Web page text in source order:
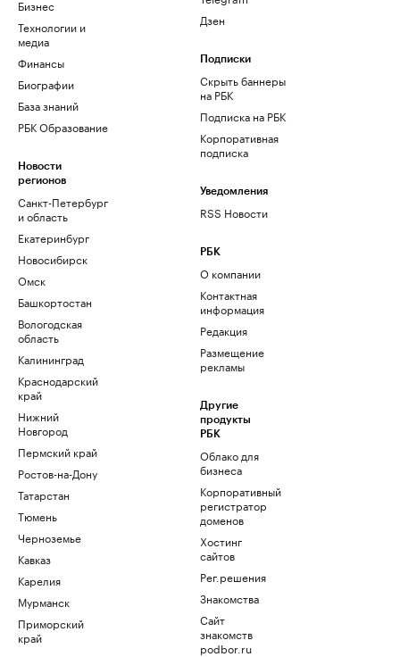
Бизнес
Технологии и
медиа
Финансы
Биографии
База знаний
РБК Образование
Новости
регионов
Санкт-Петербург
и область
Екатеринбург
Новосибирск
Омск
Башкортостан
Вологодская
область
Калининград
Краснодарский
край
Нижний
Новгород
Пермский край
Ростов-на-Дону
Татарстан
Тюмень
Черноземье
Кавказ
Карелия
Мурманск
Приморский
край
Дзен
Подписки
Скрыть баннеры
на РБК
Подписка на РБК
Корпоративная
подписка
Уведомления
RSS Новости
РБК
О компании
Контактная
информация
Редакция
Размещение
рекламы
Другие
продукты
РБК
Облако для
бизнеса
Корпоративный
регистратор
доменов
Хостинг
сайтов
Рег.решения
Знакомства
Сайт
знакомств
podbor.ru